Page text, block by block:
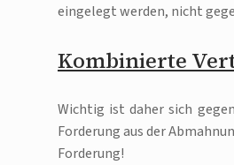
eingelegt werden, nicht
Kombinierte
Wichtig ist daher sich
Forderung aus der
Forderung!